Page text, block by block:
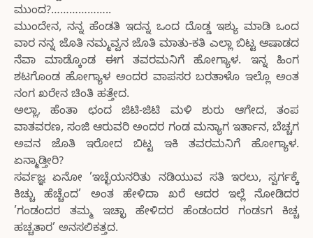
ಮುಂದ?………………..
ಮುಂದೇನ, ನನ್ನ ಹೆಂಡತಿ ಇದನ್ನ ಒಂದ ದೊಡ್ಡ ಇಶ್ಯು ಮಾಡಿ ಒಂದ
ವಾರ ನನ್ನ ಜೊತಿ ನಮ್ಮವ್ವನ ಜೊತಿ ಮಾತು-ಕತಿ ಎಲ್ಲಾ ಬಿಟ್ಟ ಆಷಾಡದ
ನೆವಾ ಮಾಡ್ಕೊಂಡ ಈಗ ತವರಮನಿಗೆ ಹೋಗ್ಯಾಳ. ಇನ್ನ ಹಿಂಗ
ಶಟಗೊಂಡ ಹೋಗ್ಯಾಳ ಅಂದರ ವಾಪಸರ ಬರತಾಳೊ ಇಲ್ಲೊ ಅಂತ
ನಂಗ ಖರೇನ ಚಿಂತಿ ಹತ್ತೇದ.
ಅಲ್ಲಾ, ಹೆಂತಾ ಛಂದ ಜಿಟಿ-ಜಿಟಿ ಮಳಿ ಶುರು ಆಗೇದ, ತಂಪ
ವಾತವರಣ, ಸಂಜಿ ಆರುವರಿ ಅಂದರ ಗಂಡ ಮನ್ಯಾಗ ಇರ್ತಾನ, ಬೆಚ್ಚಗ
ಅವನ ಜೊತಿ ಇರೋದ ಬಿಟ್ಟ ಇಕಿ ತವರಮನಿಗೆ ಹೋಗ್ಯಾಳ.
ಏನ್ಮಾಡ್ತೀರಿ?
ಸರ್ವಜ್ಞ ಏನೋ ’ಇಚ್ಛೆಯನರಿತು ನಡಿಯುವ ಸತಿ ಇರಲು, ಸ್ವರ್ಗಕ್ಕೆ
ಕಿಚ್ಚು ಹೆಚ್ಚೆಂದ’ ಅಂತ ಹೇಳಿದಾ ಖರೆ ಆದರ ಇಲ್ಲೆ ನೋಡಿದರ
’ಗಂಡಂದರ ತಮ್ಮ ಇಚ್ಛಾ ಹೇಳಿದರ ಹೆಂಡಂದರ ಗಂಡsಗ ಕಿಚ್ಚ
ಹಚ್ಚತಾರ’ ಅನಸಲಿಕತ್ತದ.